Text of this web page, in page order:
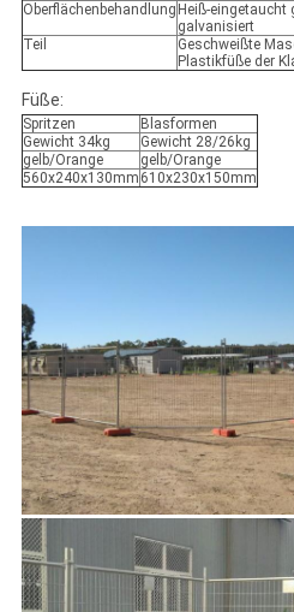
Oberflächenbehandlung Heiß-
galvanisiert
Teil
Geschweißte
Plastikfüße der
Füße:
Spritzen
Blasformen
Gewicht 34kg
Gewicht 28/26kg
gelb/Orange
gelb/Orange
560x240x130mm 610x230x150mm